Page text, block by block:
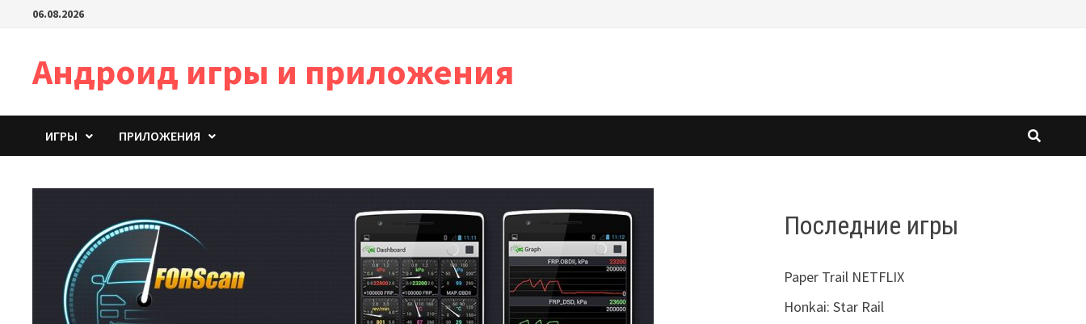
Перейти06.08.2026
Андроид игры и приложения
ИГРЫ ПРИЛОЖЕНИЯ
Последние игры
Paper Trail NETFLIX
Honkai: Star Rail